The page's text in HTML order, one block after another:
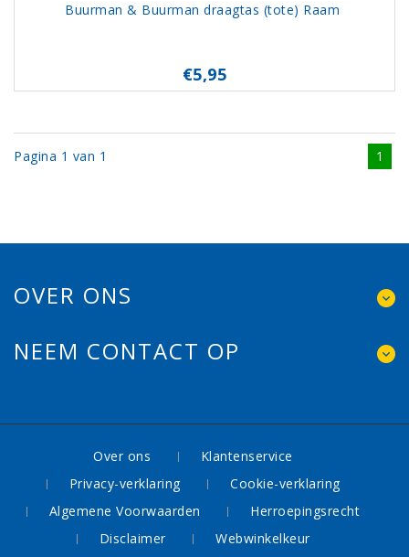
Buurman & Buurman draagtas (tote) Raam
€5,95
Pagina 1 van 1 1
OVER ONS
NEEM CONTACT OP
Over ons
Klantenservice
Privacy-verklaring
Cookie-verklaring
Algemene Voorwaarden
Herroepingsrecht
Disclaimer
Webwinkelkeur